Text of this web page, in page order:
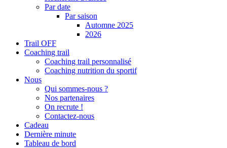
Par date
Par saison
Automne 2025
2026
Trail OFF
Coaching trail
Coaching trail personnalisé
Coaching nutrition du sportif
Nous
Qui sommes-nous ?
Nos partenaires
On recrute !
Contactez-nous
Cadeau
Dernière minute
Tableau de bord